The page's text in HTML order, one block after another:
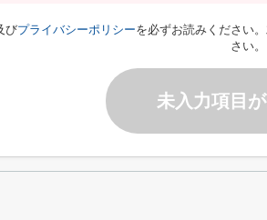
びプライバシーポリシーを必ずお読みください
さい。
未入力項目